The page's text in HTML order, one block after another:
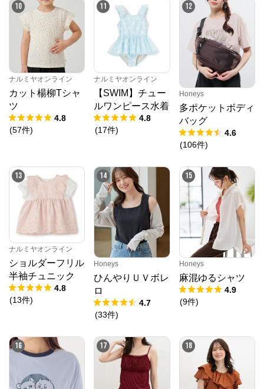
10
ナルミヤオンライン
カット楊柳Tシャ
ツ
4.8
(57件)
11
ナルミヤオンライン
【SWIM】チュー
ルワンピース水着
4.8
(17件)
12
Honeys
多ポケットボディ
バッグ
4.6
(106件)
13
ナルミヤオンライン
ショルダーフリル
半袖チュニック
4.8
(13件)
14
Honeys
ひんやりＵＶボレ
ロ
4.7
(33件)
15
Honeys
麻混ゆるシャツ
4.9
(9件)
16 17 18